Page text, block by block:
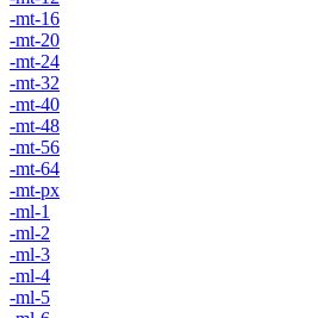
-mt-16
-mt-20
-mt-24
-mt-32
-mt-40
-mt-48
-mt-56
-mt-64
-mt-px
-ml-1
-ml-2
-ml-3
-ml-4
-ml-5